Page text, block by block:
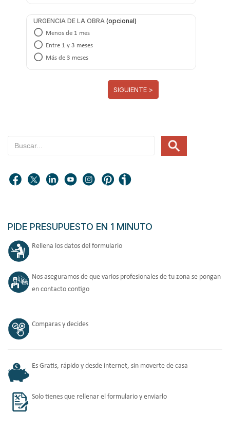
URGENCIA DE LA OBRA
Menos de 1 mes
Entre 1 y 3 meses
Más de 3 meses
SIGUIENTE >
PIDE PRESUPUESTO EN 1 MINUTO
Rellena los datos del formulario
Nos aseguramos de que varios profesionales de tu zona se pongan
en contacto contigo
Comparas y decides
Es Gratis, rápido y desde internet, sin moverte de casa
Solo tienes que rellenar el formulario y enviarlo